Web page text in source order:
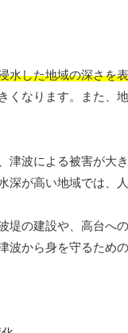
水した地域の深さを
なります。また、
津波による被害が大
が高い地域では、
の建設や、高台へ
から身を守るための